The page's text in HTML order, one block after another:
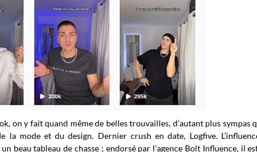
on y fait quand même de belles trouvailles, d’autant plus sympas
la mode et du design. Dernier crush en date, Logfive.
beau tableau de chasse ; endorsé par l’agence Bolt Influence, il